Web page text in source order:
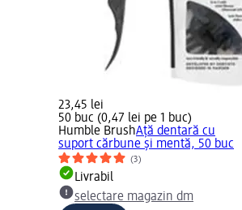
23,45 lei
50 buc (0,47 lei pe 1 buc)
Humble BrushAță dentară cu
suport cărbune și mentă, 50 buc
(3)
Livrabil
selectare magazin dm